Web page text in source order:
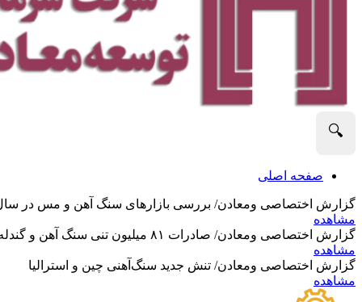
🔍
صفحه اصلی
گزارش اختصاصی ومعادن/ بررسی بازارهای سنگ آهن و مس در سال 2025 و نگاه تحلیلگران به
مشاهده
گزارش اختصاصی ومعادن/ صادرات ۸۱ میلیون تنی سنگ آهن و گندله استرالیا در ماه گذشته
مشاهده
گزارش اختصاصی ومعادن/ تنش جدید سنگ‌آهنی چین و استرالیا
مشاهده